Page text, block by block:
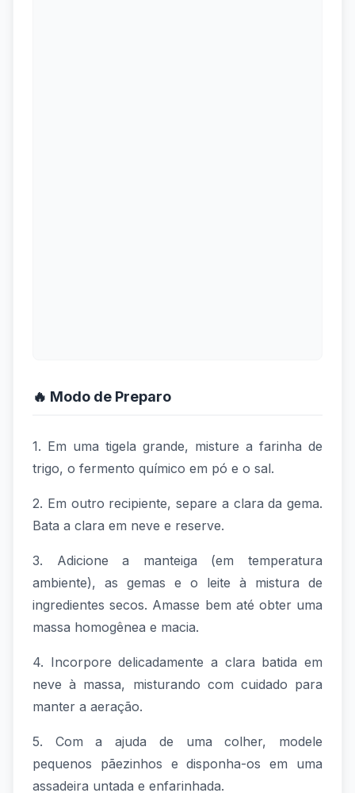
🔥 Modo de Preparo
1. Em uma tigela grande, misture a farinha de
trigo, o fermento químico em pó e o sal.
2. Em outro recipiente, separe a clara da gema.
Bata a clara em neve e reserve.
3. Adicione a manteiga (em temperatura
ambiente), as gemas e o leite à mistura de
ingredientes secos. Amasse bem até obter uma
massa homogênea e macia.
4. Incorpore delicadamente a clara batida em
neve à massa, misturando com cuidado para
manter a aeração.
5. Com a ajuda de uma colher, modele
pequenos pãezinhos e disponha-os em uma
assadeira untada e enfarinhada.